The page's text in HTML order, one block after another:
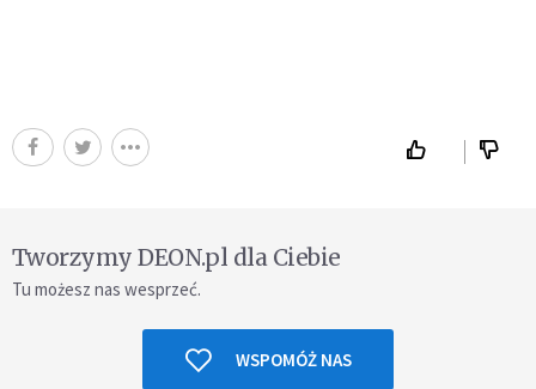
Tworzymy DEON.pl dla Ciebie
Tu możesz nas wesprzeć.
WSPOMÓŻ NAS